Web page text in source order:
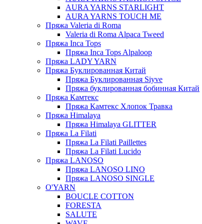
AURA YARNS STARLIGHT
AURA YARNS TOUCH ME
Пряжа Valeria di Roma
Valeria di Roma Alpaca Tweed
Пряжа Inca Tops
Пряжа Inca Tops Alpaloop
Пряжа LADY YARN
Пряжа Буклированная Китай
Пряжа Буклированная Siyve
Пряжа буклированная бобинная Китай
Пряжа Камтекс
Пряжа Камтекс Хлопок Травка
Пряжа Himalaya
Пряжа Himalaya GLITTER
Пряжа La Filati
Пряжа La Filati Paillettes
Пряжа La Filati Lucido
Пряжа LANOSO
Пряжа LANOSO LINO
Пряжа LANOSO SINGLE
O'YARN
BOUCLE COTTON
FORESTA
SALUTE